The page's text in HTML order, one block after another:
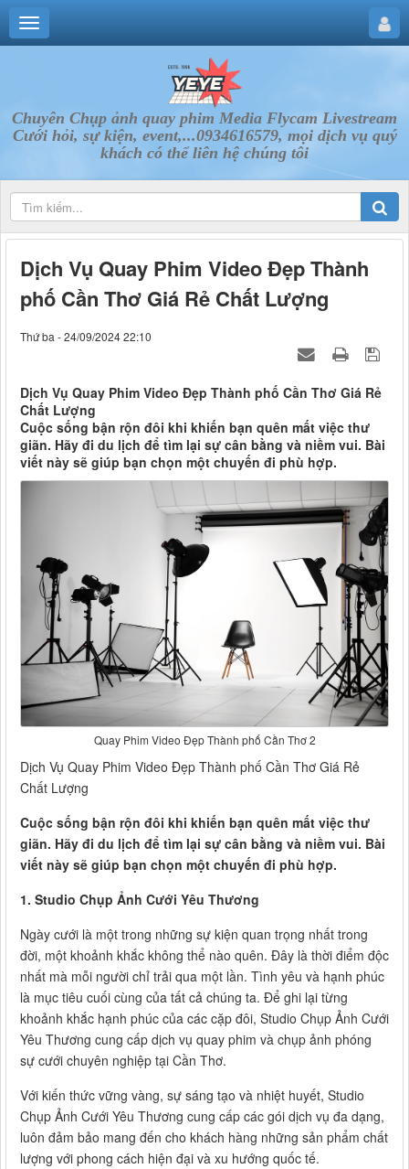
Chuyên Chụp ảnh quay phim Media Flycam Livestream
Cưới hỏi, sự kiện, event,...0934616579, mọi dịch vụ quý
khách có thể liên hệ chúng tôi
Dịch Vụ Quay Phim Video Đẹp Thành
phố Cần Thơ Giá Rẻ Chất Lượng
Thứ ba - 24/09/2024 22:10
Dịch Vụ Quay Phim Video Đẹp Thành phố Cần Thơ Giá Rẻ
Chất Lượng
Cuộc sống bận rộn đôi khi khiến bạn quên mất việc thư
giãn. Hãy đi du lịch để tìm lại sự cân bằng và niềm vui. Bài
viết này sẽ giúp bạn chọn một chuyến đi phù hợp.
Quay Phim Video Đẹp Thành phố Cần Thơ 2
Dịch Vụ Quay Phim Video Đẹp Thành phố Cần Thơ Giá Rẻ
Chất Lượng
Cuộc sống bận rộn đôi khi khiến bạn quên mất việc thư
giãn. Hãy đi du lịch để tìm lại sự cân bằng và niềm vui. Bài
viết này sẽ giúp bạn chọn một chuyến đi phù hợp.
1. Studio Chụp Ảnh Cưới Yêu Thương
Ngày cưới là một trong những sự kiện quan trọng nhất trong
đời, một khoảnh khắc không thể nào quên. Đây là thời điểm độc
nhất mà mỗi người chỉ trải qua một lần. Tình yêu và hạnh phúc
là mục tiêu cuối cùng của tất cả chúng ta. Để ghi lại từng
khoảnh khắc hạnh phúc của các cặp đôi, Studio Chụp Ảnh Cưới
Yêu Thương cung cấp dịch vụ quay phim và chụp ảnh phóng
sự cưới chuyên nghiệp tại Cần Thơ.
Với kiến thức vững vàng, sự sáng tạo và nhiệt huyết, Studio
Chụp Ảnh Cưới Yêu Thương cung cấp các gói dịch vụ đa dạng,
luôn đảm bảo mang đến cho khách hàng những sản phẩm chất
lượng với phong cách hiện đại và xu hướng quốc tế.